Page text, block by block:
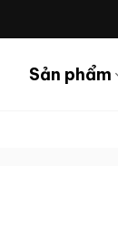
Sản phẩm